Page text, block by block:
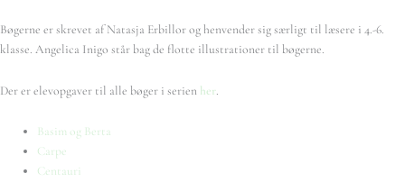
Bøgerne er skrevet af Natasja Erbillor og henvender sig særligt til læsere i 4.-6.
klasse. Angelica Inigo står bag de flotte illustrationer til bøgerne.
Der er elevopgaver til alle bøger i serien her.
Basim og Berta
Carpe
Centauri